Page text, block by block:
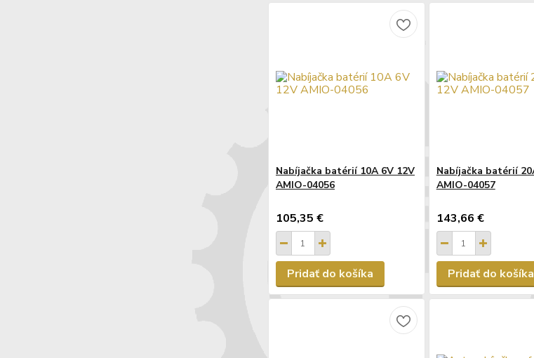
Nabíjačka batérií 10A 6V 12V
AMIO-04056
105,35 €
Pridať do košíka
Nabíjačka batérií
AMIO-04057
143,66 €
Pridať do košíka